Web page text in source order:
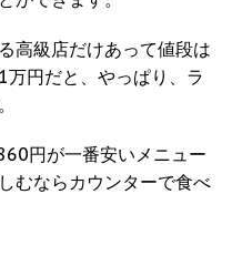
高級店だけあって値段は
円だと、やっぱり、ラ
円が一番安いメニュー
むならカウンターで食べ